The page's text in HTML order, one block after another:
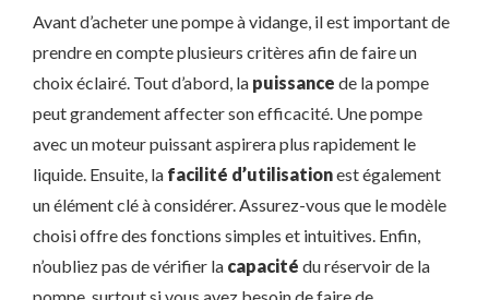
Avant d’acheter une pompe à vidange, il est important de
prendre en compte plusieurs critères afin de faire un
choix éclairé. Tout d’abord, la puissance de la pompe
peut grandement affecter son efficacité. Une pompe
avec un moteur puissant aspirera plus rapidement le
liquide. Ensuite, la facilité d’utilisationest également
un élément clé à considérer. Assurez-vous que le modèle
choisi offre des fonctions simples et intuitives. Enfin,
n’oubliez pas de vérifier la capacité du réservoir de la